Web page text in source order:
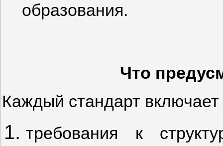
образования.
Что
Каждый стандарт
требования к